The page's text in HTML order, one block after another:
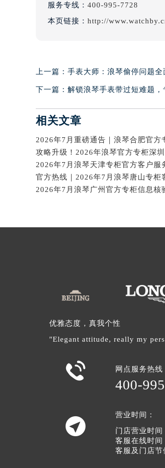
服务专线： 400-995-7728
本页链接： http://
上一篇： 手表大师：浪琴偷停问题全
下一篇： 解锁浪琴手表带过短难题，
相关文章
优雅态度，真我个性
"Elegant attitude, really my
 网点服务热线
400-

营业时间：
门店营业时
客服在线时
客服及门店节